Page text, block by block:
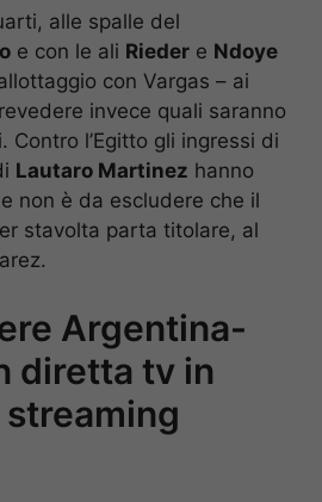
alle spalle del
e con le ali Rieder e Ndoye
con Vargas – ai
invece quali saranno
Contro l’Egitto gli ingressi di
Lautaro Martinez hanno
non è da escludere che il
stavolta parta titolare, al
Argentina-
diretta tv in